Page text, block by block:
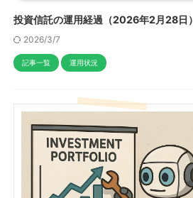
投資信託の運用経過（2026年2月28日）
2026/3/7
記事一覧 運用状況